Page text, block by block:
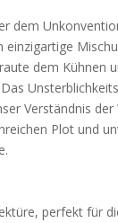
dem
einzigartige
dem Kühnen
Verständnis
Plot und
perfekt für